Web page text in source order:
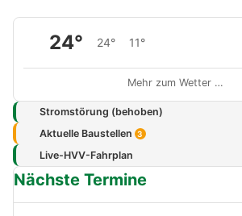
24° 24° 11°
Mehr zum Wetter …
Stromstörung (behoben)
Aktuelle Baustellen 3
Live-HVV-Fahrplan
Nächste Termine